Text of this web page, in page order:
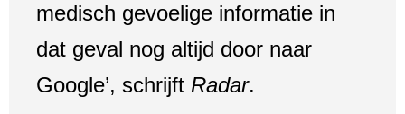
medisch gevoelige informatie in
dat geval nog altijd door naar
Google’, schrijft Radar.